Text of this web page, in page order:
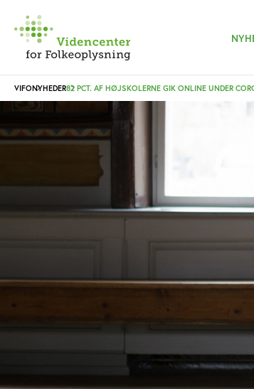
VIFONYHEDER82 PCT. AF HØJSKOLERNE GIK ONLINE UNDER